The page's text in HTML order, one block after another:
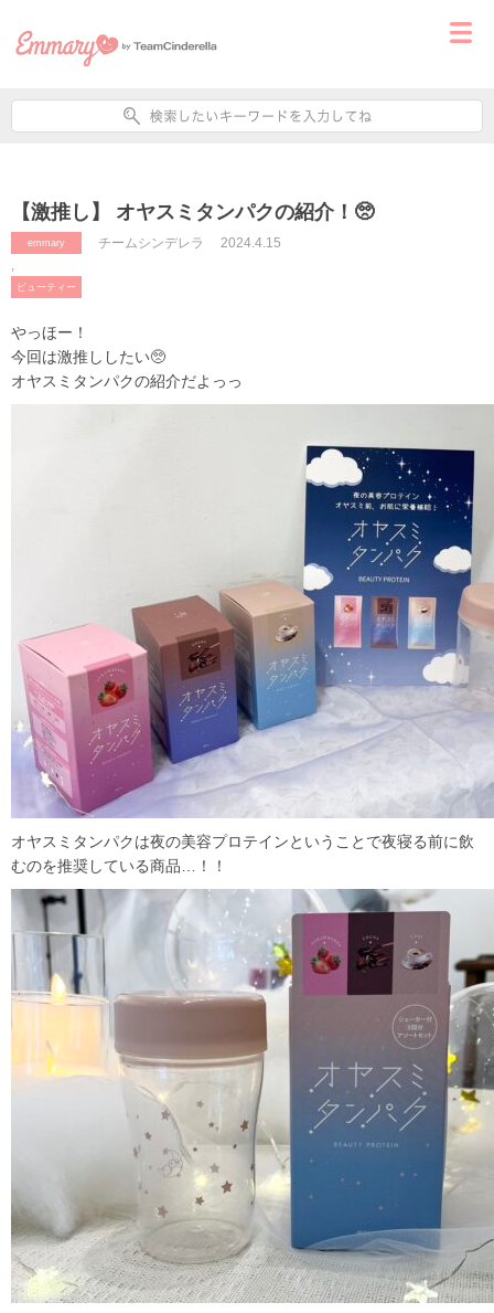
【激推し】 オヤスミタンパクの紹介！🥺
emmary
,
ビューティー
チームシンデレラ 2024.4.15
やっほー！
今回は激推ししたい🥺
オヤスミタンパクの紹介だよっっ
オヤスミタンパクは夜の美容プロテインということで夜寝る前に飲
むのを推奨している商品…！！